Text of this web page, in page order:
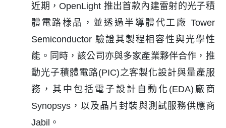
近期，OpenLight 推出首款內建雷射的光子積
體電路樣品，並透過半導體代工廠 Tower
Semiconductor 驗證其製程相容性與光學性
能。同時，該公司亦與多家產業夥伴合作，推
動光子積體電路(PIC)之客製化設計與量產服
務，其中包括電子設計自動化(EDA)廠商
Synopsys，以及晶片封裝與測試服務供應商
Jabil。